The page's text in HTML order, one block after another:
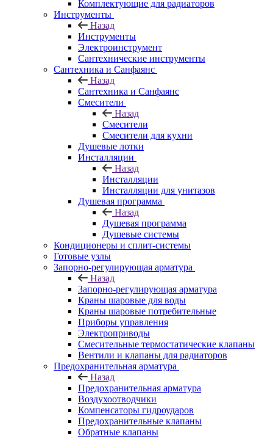
Комплектующие для радиаторов
Инструменты
Назад
Инструменты
Электроинструмент
Сантехнические инструменты
Сантехника и Санфаянс
Назад
Сантехника и Санфаянс
Смесители
Назад
Смесители
Смесители для кухни
Душевые лотки
Инсталляции
Назад
Инсталляции
Инсталляции для унитазов
Душевая программа
Назад
Душевая программа
Душевые системы
Кондиционеры и сплит-системы
Готовые узлы
Запорно-регулирующая арматура
Назад
Запорно-регулирующая арматура
Краны шаровые для воды
Краны шаровые потребительные
Приборы управления
Электроприводы
Смесительные термостатические клапаны
Вентили и клапаны для радиаторов
Предохранительная арматура
Назад
Предохранительная арматура
Воздухоотводчики
Компенсаторы гидроударов
Предохранительные клапаны
Обратные клапаны